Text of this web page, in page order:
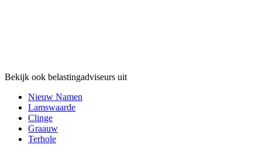
Bekijk ook belastingadviseurs uit
Nieuw Namen
Lamswaarde
Clinge
Graauw
Terhole